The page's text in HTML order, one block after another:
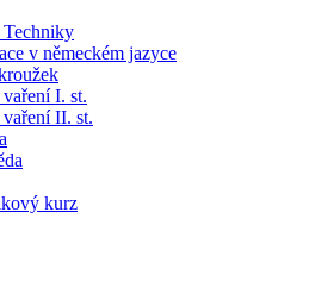
v německém jazyce
I. st.
II. st.
kurz